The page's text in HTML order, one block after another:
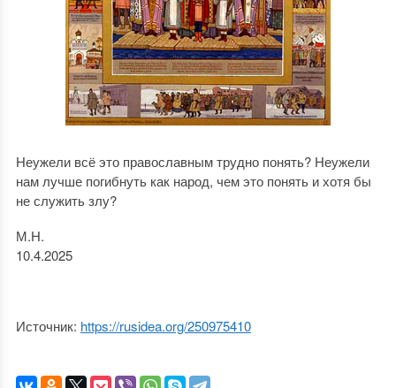
Неужели всё это православным трудно понять? Неужели
нам лучше погибнуть как народ, чем это понять и хотя бы
не служить злу?
М.Н.
10.4.2025
Источник: https://rusidea.org/250975410